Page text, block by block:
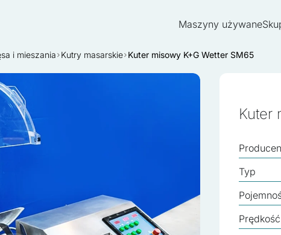
Maszyny używane
i mieszania Kutry masarskie Kuter misowy K+G Wetter SM65
Kuter
Typ
Prędkość